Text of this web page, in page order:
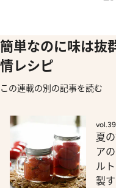
簡単なのに味は抜
情レシピ
この連載の別の記事を読む
vol.39
夏
ア
ル
製